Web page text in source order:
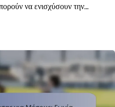
να ενισχύσουν την…